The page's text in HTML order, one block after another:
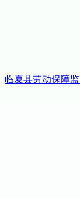
临夏县劳动保障